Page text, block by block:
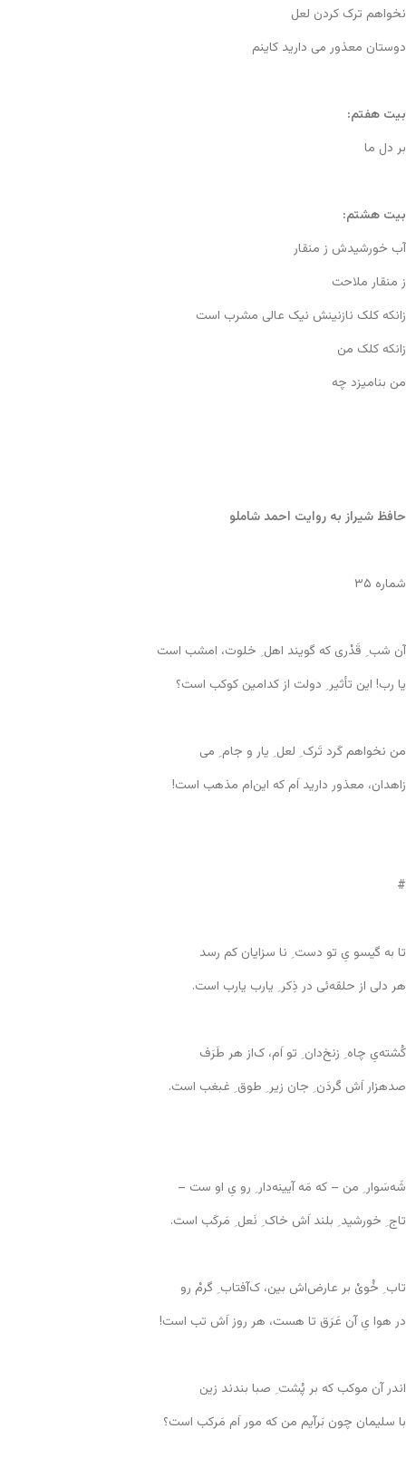
نخواهم ترک کردن لعل
دوستان معذور می دارید کاینم
بیت هفتم:
بر دل ما
بیت هشتم:
آب خورشیدش ز منقار
ز منقار ملاحت
زانکه کلک نازنینش نیک عالی مشرب است
زانکه کلک من
من بنامیزد چه
حافظ شیراز به روایت احمد شاملو
شماره ۳۵
آن شب ِ قَدْری که گویند اهل ِ خلوت، امشب است
یا رب! این تأثیر ِ دولت از کدامین کوکب است؟
من نخواهم کَرد تَرک ِ لعل ِ یار و جام ِ می
زاهدان، معذور دارید اَم که این‌ام مذهب است!
#
تا به گیسو یِ تو دست ِ نا سزایان کم رسد
هر دلی از حلقه‌ئی در ذِکر ِ یارب یارب است.
کُشته‌یِ چاه ِ زنخ‌دان ِ تو اَم، ک‌از هر طَرَف
صدهزار اَش گَردَن ِ جان زیر ِ طوق ِ غبغب است.
شَه‌سَوار ِ من – که مَه آیینه‌دار ِ رو یِ او ست –
تاج ِ خورشید ِ بلند اَش خاک ِ نَعل ِ مَرکَب است.
تاب ِ خُویْ بر عارض‌اش بین، ک‌آفتاب ِ گرمْ رو
در هوا یِ آن عَرَق تا هست، هر روز اَش تب است!
اندر آن موکب که بر پُشت ِ صبا بندند زین
با سلیمان چون بَرآیم من که مور اَم مَرکب است؟